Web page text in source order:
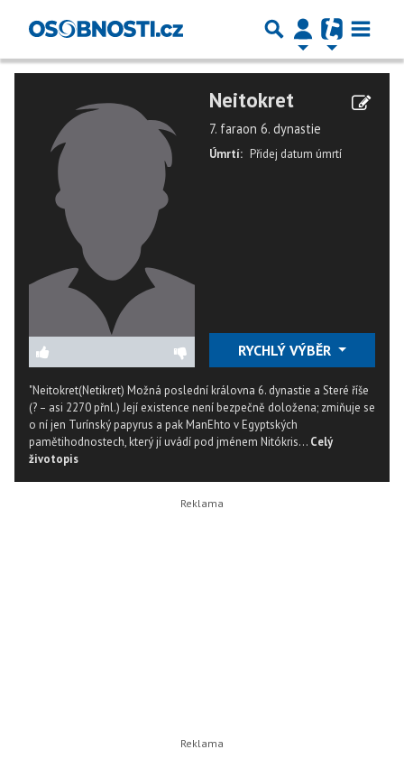
Neitokret
7. faraon 6. dynastie
Úmrtí: Přidej datum úmrtí
RYCHLÝ VÝBĚR
"Neitokret(Netikret) Možná poslední královna 6. dynastie a Steré říše
(? – asi 2270 přnl.) Její existence není bezpečně doložena; zmiňuje se
o ní jen Turínský papyrus a pak ManEhto v Egyptských
pamětihodnostech, který jí uvádí pod jménem Nitókris... Celý
životopis